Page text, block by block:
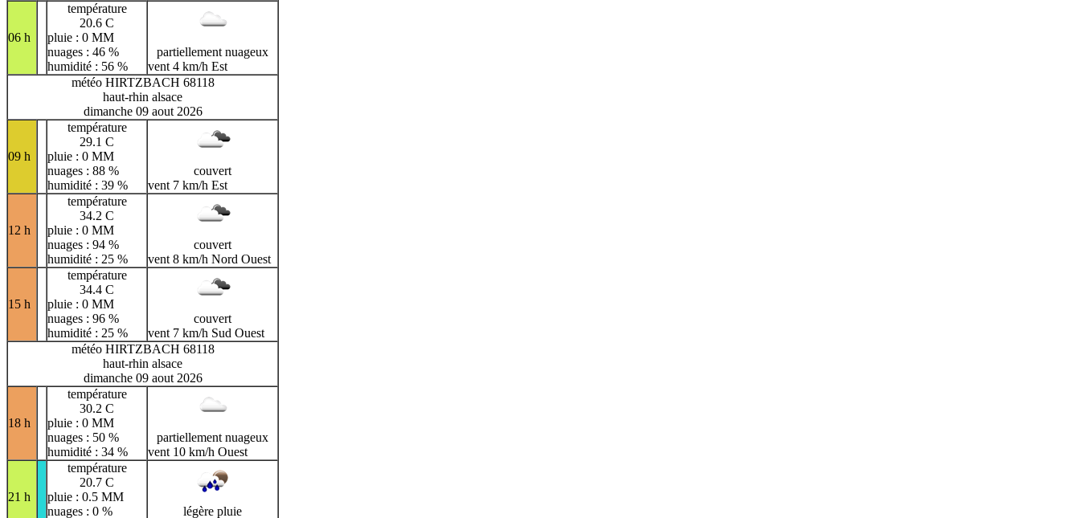
06 h
température
20.6 C
pluie : 0 MM
nuages : 46 %
humidité : 56 %
partiellement nuageux
vent 4 km/h Est
météo HIRTZBACH 68118
haut-rhin alsace
dimanche 09 aout 2026
09 h
température
29.1 C
pluie : 0 MM
nuages : 88 %
humidité : 39 %
couvert
vent 7 km/h Est
12 h
température
34.2 C
pluie : 0 MM
nuages : 94 %
humidité : 25 %
couvert
vent 8 km/h Nord Ouest
15 h
température
34.4 C
pluie : 0 MM
nuages : 96 %
humidité : 25 %
couvert
vent 7 km/h Sud Ouest
météo HIRTZBACH 68118
haut-rhin alsace
dimanche 09 aout 2026
18 h
température
30.2 C
pluie : 0 MM
nuages : 50 %
humidité : 34 %
partiellement nuageux
vent 10 km/h Ouest
21 h
température
20.7 C
pluie : 0.5 MM
nuages : 0 %
légère pluie